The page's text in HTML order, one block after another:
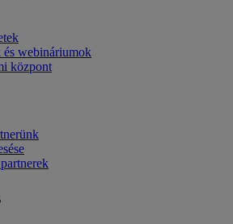
és webináriumok
központ